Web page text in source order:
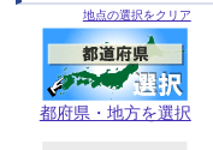
地点の選択をクリア
都府県・地方を選択